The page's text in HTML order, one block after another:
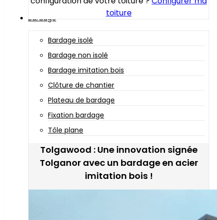
toiture
Bardage
Bardage isolé
Bardage non isolé
Bardage imitation bois
Clôture de chantier
Plateau de bardage
Fixation bardage
Tôle plane
Tolgawood : Une innovation signée
Tolganor avec un bardage en acier
imitation bois !